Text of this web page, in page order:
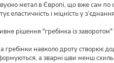
метал в Європі, що вже сам по
еластичність і міцність у
рішення "гребінка із заворотом"
гребінки навколо дроту створює
а зварні шви менш